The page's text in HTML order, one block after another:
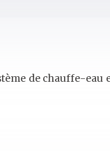
de chauffe-